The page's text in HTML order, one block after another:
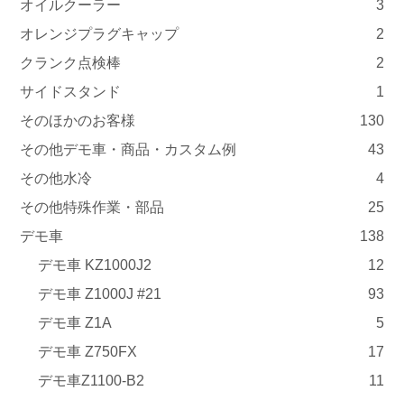
オイルクーラー
3
オレンジプラグキャップ
2
クランク点検棒
2
サイドスタンド
1
そのほかのお客様
130
その他デモ車・商品・カスタム例
43
その他水冷
4
その他特殊作業・部品
25
デモ車
138
デモ車 KZ1000J2
12
デモ車 Z1000J #21
93
デモ車 Z1A
5
デモ車 Z750FX
17
デモ車Z1100-B2
11